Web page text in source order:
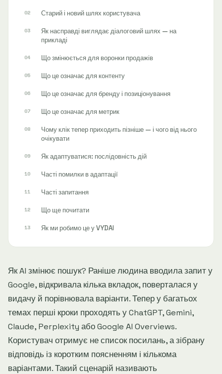
Старий і новий шлях користувача
Як насправді виглядає діалоговий шлях — на
прикладі
Що змінюється для воронки продажів
Що це означає для контенту
Що це означає для бренду і позиціонування
Що це означає для метрик
Чому клік тепер приходить пізніше — і чого від нього
очікувати
Як адаптуватися: послідовність дій
Часті помилки в адаптації
Часті запитання
Що ще почитати
Як ми робимо це у VYDAI
Як AI змінює пошук? Раніше людина вводила запит у
Google, відкривала кілька вкладок, поверталася у
видачу й порівнювала варіанти. Тепер у багатьох
темах перші кроки проходять у ChatGPT, Gemini,
Claude, Perplexity або Google AI Overviews.
Користувач отримує не список посилань, а зібрану
відповідь із коротким поясненням і кількома
варіантами. Такий сценарій називають